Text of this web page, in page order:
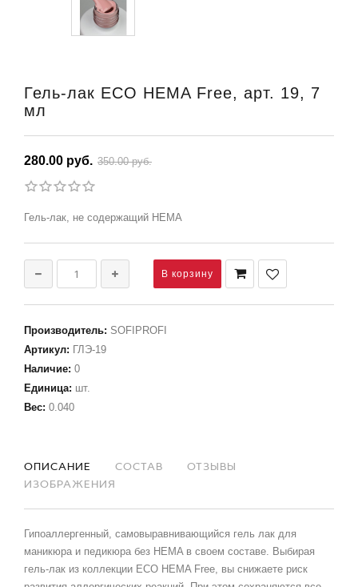
Гель-лак ECO HEMA Free, арт. 19, 7
мл
280.00 руб. 350.00 руб.
Гель-лак, не содержащий HEMA
Производитель: SOFIPROFI
Артикул: ГЛЭ-19
Наличие: 0
Единица: шт.
Вес: 0.040
ОПИСАНИЕ СОСТАВ
ОТЗЫВЫ
ИЗОБРАЖЕНИЯ
Гипоаллергенный, самовыравнивающийся гель лак для
маникюра и педикюра без HEMA в своем составе. Выбирая
гель-лак из коллекции ECO HEMA Free, вы снижаете риск